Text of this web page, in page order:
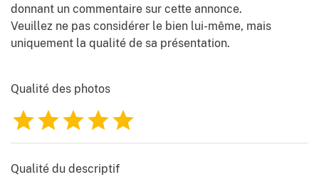
donnant un commentaire sur cette annonce.
Veuillez ne pas considérer le bien lui-même, mais
uniquement la qualité de sa présentation.
Qualité des photos
1 2 3 4 5
Qualité du descriptif